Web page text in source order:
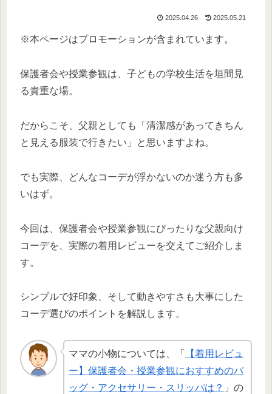
2025.04.26 2025.05.21
※本ページはプロモーションが含まれています。
保護者会や授業参観は、子どもの学校生活を垣間見
る貴重な場。
だからこそ、父親としても「清潔感があってきちん
と見える服装で行きたい」と思いますよね。
でも実際、どんなコーデが浮かないのか迷う方も多
いはず。
今回は、保護者会や授業参観にぴったりな父親向け
コーデを、実際の着用レビューを交えてご紹介しま
す。
シンプルで好印象、そして動きやすさも大事にした
コーデ選びのポイントを解説します。
ママの小物については、「
【着用レビュ
ー】保護者会・授業参観におすすめのバ
ッグ・アクセサリー・スリッパは？ 」の